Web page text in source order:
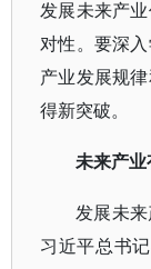
发展未来产
对性。要深
产业发展规
得新突破。
未来产业
发展未
习近平总书